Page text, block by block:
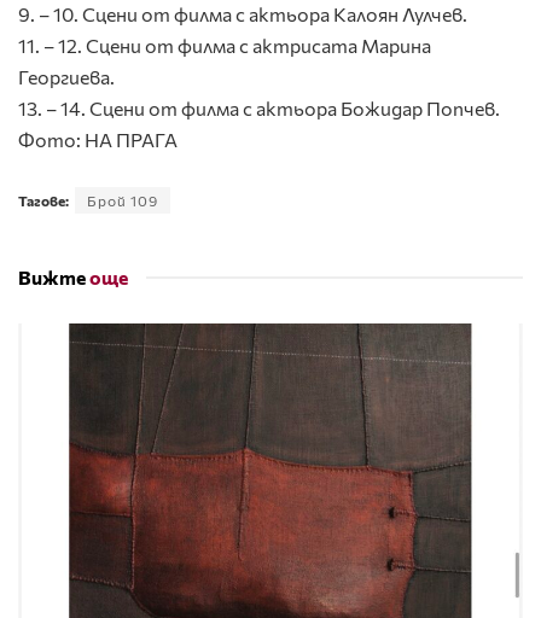
9. – 10. Сцени от филма с актьора Калоян Лулчев.
11. – 12. Сцени от филма с актрисата Марина
Георгиева.
13. – 14. Сцени от филма с актьора Божидар Попчев.
Фото: НА ПРАГА
Тагове: Брой 109
Вижтеоще